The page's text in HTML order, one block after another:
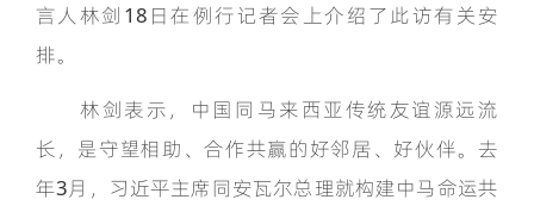
言人林剑18日在例行记者会上介绍了此访有关安
排。
林剑表示，中国同马来西亚传统友谊源远流
长，是守望相助、合作共赢的好邻居、好伙伴。去
年3月，习近平主席同安瓦尔总理就构建中马命运共